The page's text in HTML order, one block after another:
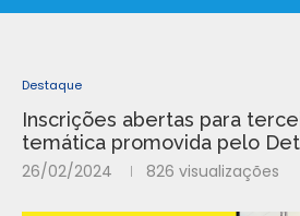
Destaque
Inscrições abertas para
temática promovida pelo
26/02/2024 826 visualizações